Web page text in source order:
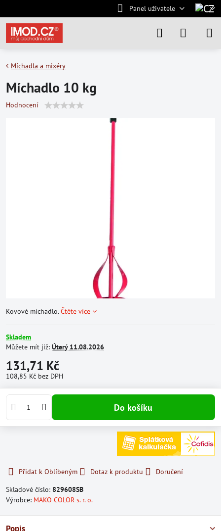
Panel uživatele
Míchadla a mixéry
Míchadlo 10 kg
Hodnocení
Kovové míchadlo.Čtěte více
Skladem
Můžete mít již: Úterý11.08.2026
131,71 Kč
108,85 Kč bez DPH
Do košíku
Přidat k Oblíbeným Dotaz k produktu
Doručení
Skladové číslo: 829608SB
Výrobce: MAKO COLOR s. r. o.
Popis